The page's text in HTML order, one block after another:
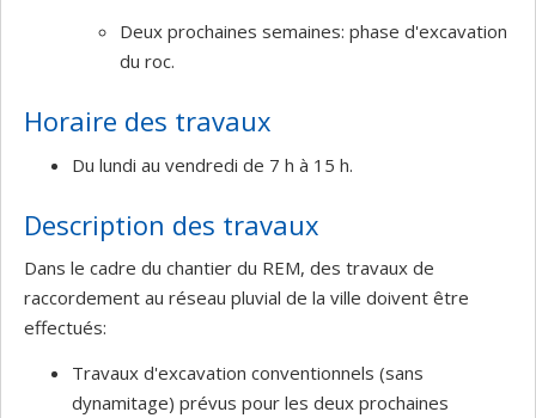
Deux prochaines semaines: phase d'excavation
du roc.
Horaire des travaux
Du lundi au vendredi de 7 h à 15 h.
Description des travaux
Dans le cadre du chantier du REM, des travaux de
raccordement au réseau pluvial de la ville doivent être
effectués:
Travaux d'excavation conventionnels (sans
dynamitage) prévus pour les deux prochaines